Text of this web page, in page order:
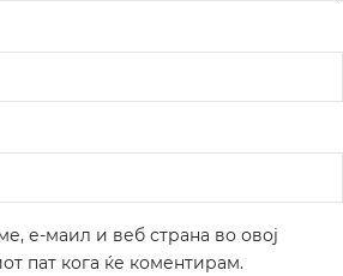
е-маил и веб страна во овој
пат кога ќе коментирам.